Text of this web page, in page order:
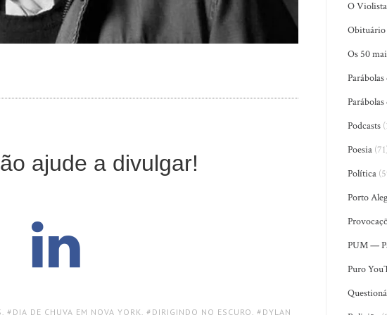
ajude a divulgar!
, DIA DE CHUVA EM NOVA YORK, DIRIGINDO NO ESCURO , DYLAN
O Violista
Obituário
Os 50
Podcasts
Poesia
Política
Porto
PUM —
Puro